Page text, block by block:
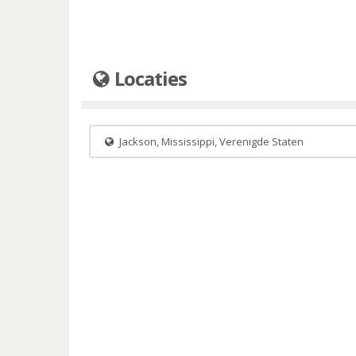
Locaties
Jackson, Mississippi, Verenigde Staten